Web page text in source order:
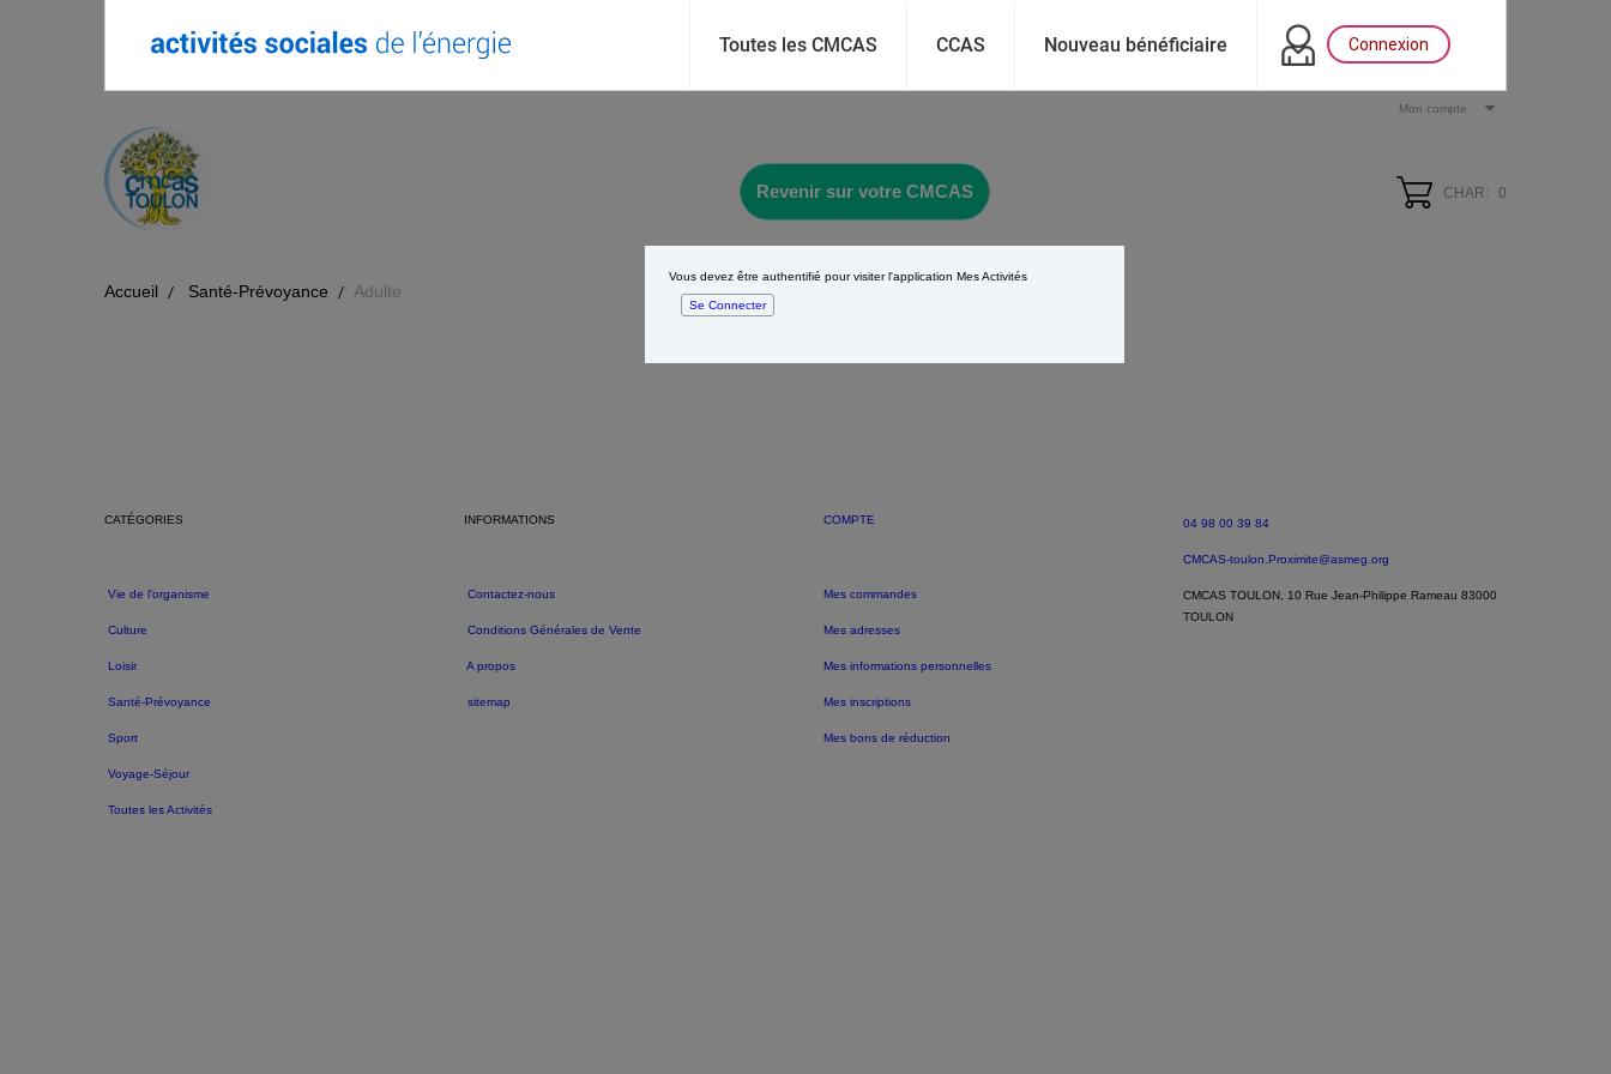
Toutes les CMCAS CCAS Nouveau bénéficiaire Connexion
Vous devez être authentifié pour visiter l'application Mes Activités
Se Connecter
Mon compte
Revenir sur votre CMCAS CHAR: 0
Accueil Santé-Prévoyance Adulte
CATÉGORIES
Vie de l’organisme
Culture
Loisir
Santé-Prévoyance
Sport
Voyage-Séjour
Toutes les Activités
INFORMATIONS
Contactez-nous
Conditions Générales de Vente
A propos
sitemap
COMPTE
Mes commandes
Mes adresses
Mes informations personnelles
Mes inscriptions
Mes bons de réduction
04 98 00 39 84
CMCAS-toulon.Proximite@asmeg.org
CMCAS TOULON, 10 Rue Jean-Philippe Rameau 83000
TOULON